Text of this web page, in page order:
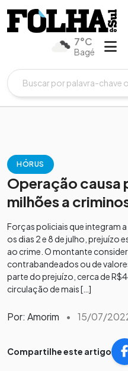
7°C
Bagé
HÓRUS
Operação causa
milhões a
Forças policiais que integram
os dias 2 e 8 de julho, prejuízo
ao crime. O montante
contrabandeados ou de
parte do prejuízo, cerca de
circulação de mais […]
Por: Amorim • 15/07/
Compartilhe este artigo